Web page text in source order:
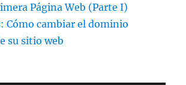
Página Web (Parte I)
Cómo cambiar el dominio
su sitio web